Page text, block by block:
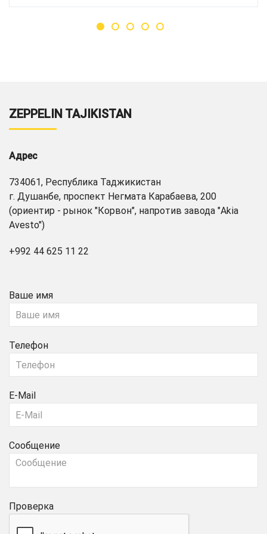
ZEPPELIN TAJIKISTAN
Адрес
734061, Республика Таджикистан
г. Душанбе, проспект Негмата Карабаева, 200
(ориентир - рынок "Корвон", напротив завода "Akia
Avesto")
+992 44 625 11 22
Ваше имя
Телефон
E-Mail
Сообщение
Проверка